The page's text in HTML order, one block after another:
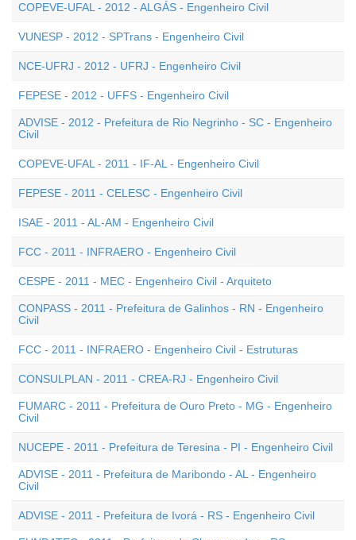
COPEVE-UFAL - 2012 - ALGÁS - Engenheiro Civil
VUNESP - 2012 - SPTrans - Engenheiro Civil
NCE-UFRJ - 2012 - UFRJ - Engenheiro Civil
FEPESE - 2012 - UFFS - Engenheiro Civil
ADVISE - 2012 - Prefeitura de Rio Negrinho - SC - Engenheiro
Civil
COPEVE-UFAL - 2011 - IF-AL - Engenheiro Civil
FEPESE - 2011 - CELESC - Engenheiro Civil
ISAE - 2011 - AL-AM - Engenheiro Civil
FCC - 2011 - INFRAERO - Engenheiro Civil
CESPE - 2011 - MEC - Engenheiro Civil - Arquiteto
CONPASS - 2011 - Prefeitura de Galinhos - RN - Engenheiro
Civil
FCC - 2011 - INFRAERO - Engenheiro Civil - Estruturas
CONSULPLAN - 2011 - CREA-RJ - Engenheiro Civil
FUMARC - 2011 - Prefeitura de Ouro Preto - MG - Engenheiro
Civil
NUCEPE - 2011 - Prefeitura de Teresina - PI - Engenheiro Civil
ADVISE - 2011 - Prefeitura de Maribondo - AL - Engenheiro
Civil
ADVISE - 2011 - Prefeitura de Ivorá - RS - Engenheiro Civil